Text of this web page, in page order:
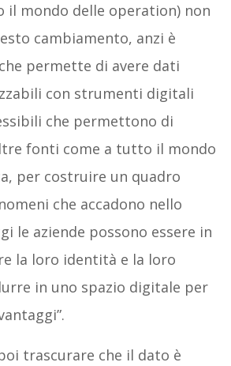
mondo delle operation) non
cambiamento, anzi è
permette di avere dati
con strumenti digitali
che permettono di
fonti come a tutto il mondo
per costruire un quadro
che accadono nello
le aziende possono essere in
la loro identità e la loro
in uno spazio digitale per
trascurare che il dato è